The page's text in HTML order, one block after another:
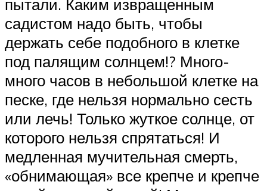
пытали. Каким извращенным
садистом надо быть, чтобы
держать себе подобного в клетке
под палящим солнцем!? Много-
много часов в небольшой клетке на
песке, где нельзя нормально сесть
или лечь! Только жуткое солнце, от
которого нельзя спрятаться! И
медленная мучительная смерть,
«обнимающая» все крепче и крепче